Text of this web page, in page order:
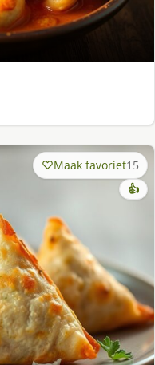
Maak favoriet15
👍